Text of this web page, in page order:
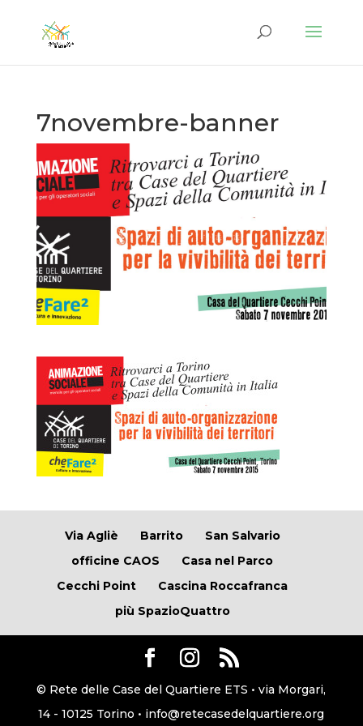
7novembre-banner
Via Agliè Barrito
San Salvario
officine CAOS
Casa nel Parco
Cecchi Point
Cascina Roccafranca
più SpazioQuattro
© Rete delle Case del Quartiere ETS • via Morgari,
14 - 10125 Torino • info@retecasedelquartiere.org